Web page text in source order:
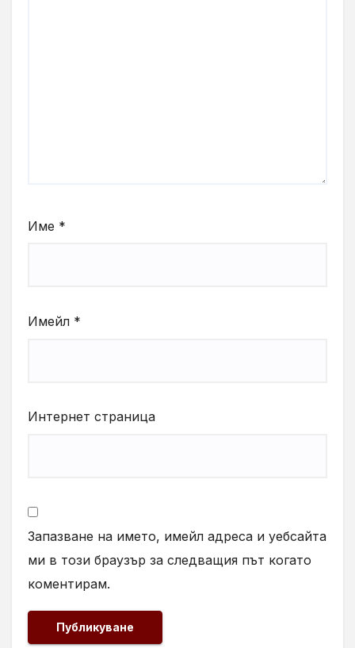
Име *
Имейл *
Интернет страница
Запазване на името, имейл адреса и уебсайта
ми в този браузър за следващия път когато
коментирам.